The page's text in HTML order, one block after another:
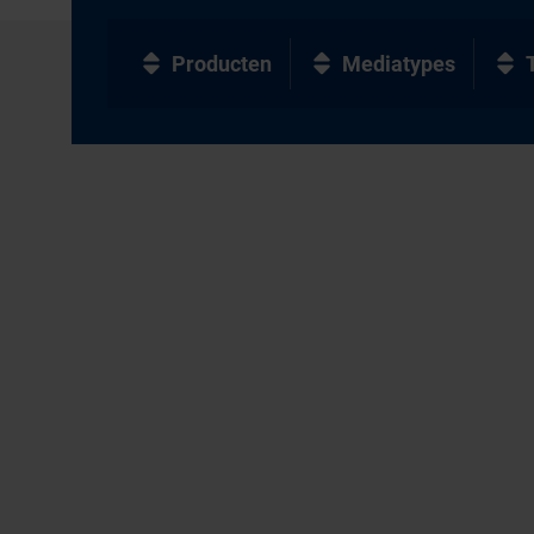
Producten Mediatypes